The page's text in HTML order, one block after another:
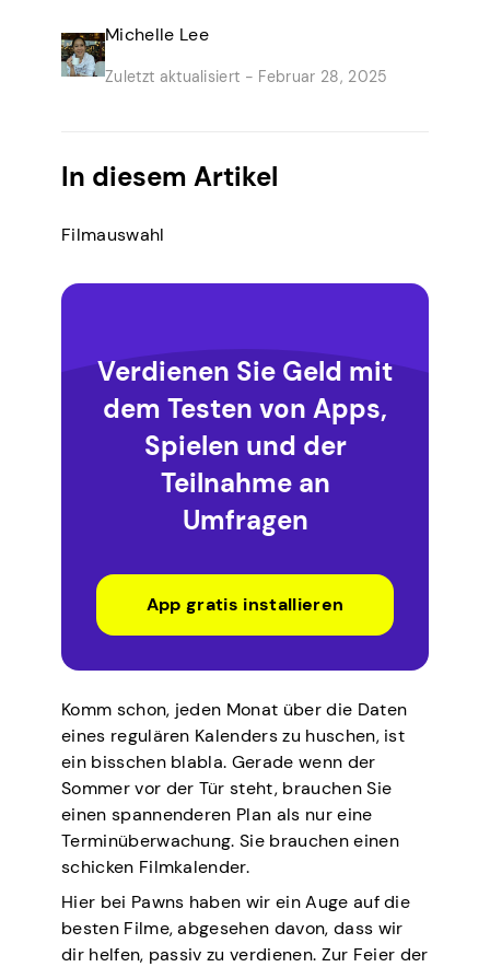
Michelle Lee
Zuletzt aktualisiert - Februar 28, 2025
In diesem Artikel
Filmauswahl
Verdienen Sie Geld mit
dem Testen von Apps,
Spielen und der
Teilnahme an
Umfragen
App gratis installieren
Komm schon, jeden Monat über die Daten
eines regulären Kalenders zu huschen, ist
ein bisschen blabla. Gerade wenn der
Sommer vor der Tür steht, brauchen Sie
einen spannenderen Plan als nur eine
Terminüberwachung. Sie brauchen einen
schicken Filmkalender.
Hier bei Pawns haben wir ein Auge auf die
besten Filme, abgesehen davon, dass wir
dir helfen, passiv zu verdienen. Zur Feier der